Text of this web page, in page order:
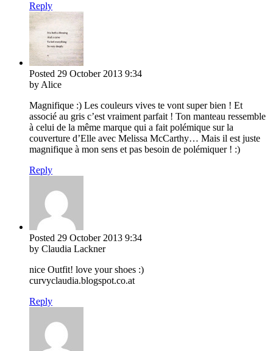
Reply
Posted 29 October 2013 9:34
by Alice
Magnifique :) Les couleurs vives te vont super bien ! Et
associé au gris c’est vraiment parfait ! Ton manteau ressemble
à celui de la même marque qui a fait polémique sur la
couverture d’Elle avec Melissa McCarthy… Mais il est juste
magnifique à mon sens et pas besoin de polémiquer ! :)
Reply
Posted 29 October 2013 9:34
by Claudia Lackner
nice Outfit! love your shoes :)
curvyclaudia.blogspot.co.at
Reply